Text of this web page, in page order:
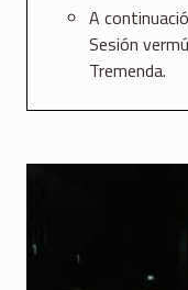
A
Sesión
Tremenda.